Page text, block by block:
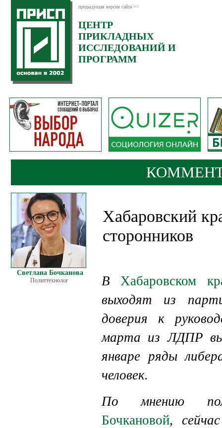
предыдущая версия сайта >>
ЦЕНТР
ПРИКЛАДНЫХ
ИССЛЕДОВАНИЙ И
ПРОГРАММ
Светлана Бочканова
Политтехнолог
Хабаровский
сторонников
ВХабаровском
выходят из
доверия к
марта из ЛДПР
январе ряды
человек.
По мнению
Бочкановой,
Категория:
Комментарии